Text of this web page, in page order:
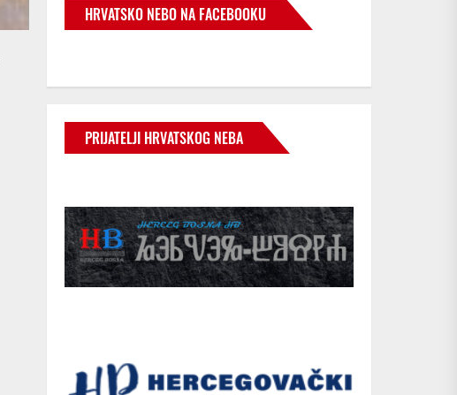
HRVATSKO NEBO NA FACEBOOKU
PRIJATELJI HRVATSKOG NEBA